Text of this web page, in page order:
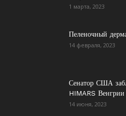
1 марта, 2023
Пеленочный
14 февраля, 2023
Сенатор США
HIMARS Венгрии
14 июня, 2023